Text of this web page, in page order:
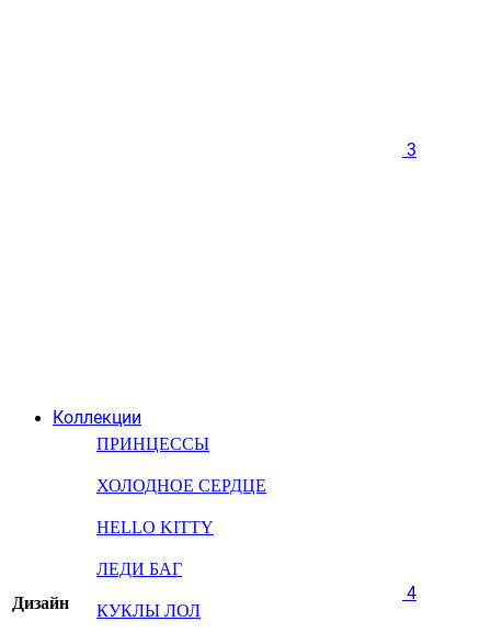
Коллекции
ПРИНЦЕССЫ
ХОЛОДНОЕ СЕРДЦЕ
HELLO KITTY
ЛЕДИ БАГ
КУКЛЫ ЛОЛ
Дизайн
3
4